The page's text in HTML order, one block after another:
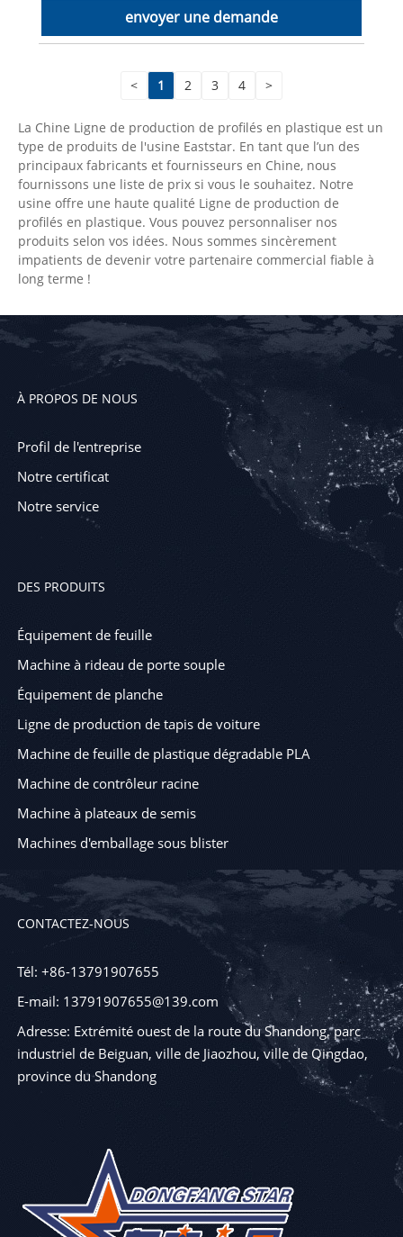
envoyer une demande
< 1 2 3 4 >
La Chine Ligne de production de profilés en plastique est un
type de produits de l'usine Eaststar. En tant que l’un des
principaux fabricants et fournisseurs en Chine, nous
fournissons une liste de prix si vous le souhaitez. Notre
usine offre une haute qualité Ligne de production de
profilés en plastique. Vous pouvez personnaliser nos
produits selon vos idées. Nous sommes sincèrement
impatients de devenir votre partenaire commercial fiable à
long terme !
À PROPOS DE NOUS
Profil de l'entreprise
Notre certificat
Notre service
DES PRODUITS
Équipement de feuille
Machine à rideau de porte souple
Équipement de planche
Ligne de production de tapis de voiture
Machine de feuille de plastique dégradable PLA
Machine de contrôleur racine
Machine à plateaux de semis
Machines d'emballage sous blister
CONTACTEZ-NOUS
Tél: +86-13791907655
E-mail: 13791907655@139.com
Adresse: Extrémité ouest de la route du Shandong, parc
industriel de Beiguan, ville de Jiaozhou, ville de Qingdao,
province du Shandong